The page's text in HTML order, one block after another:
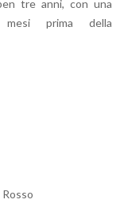
tre anni, con una
prima della